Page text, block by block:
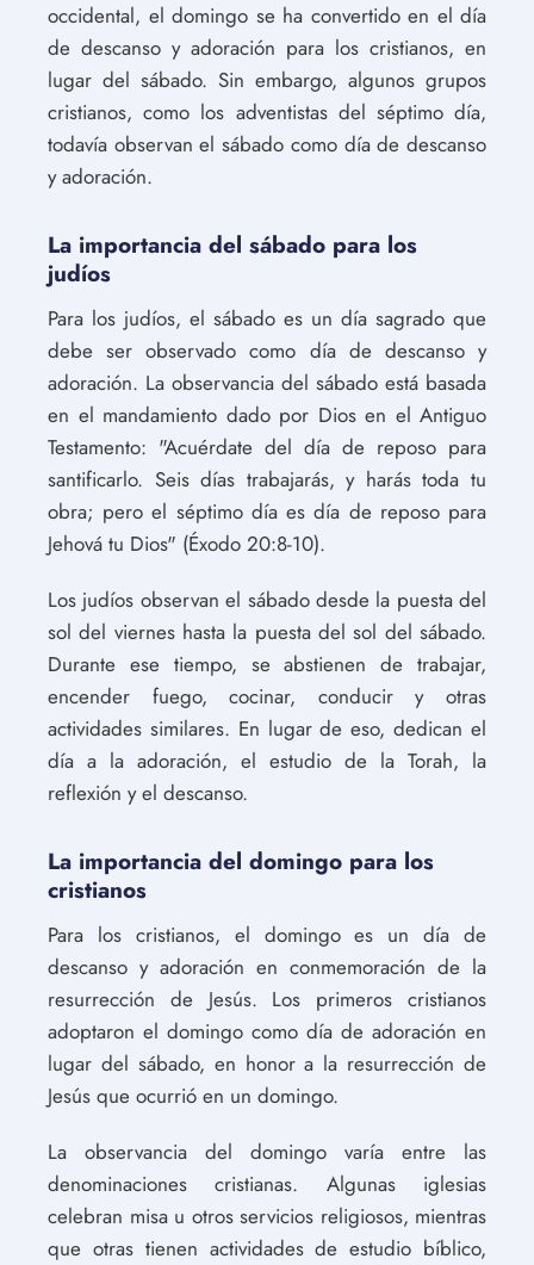
occidental, el domingo se ha convertido en el día
de descanso y adoración para los cristianos, en
lugar del sábado. Sin embargo, algunos grupos
cristianos, como los adventistas del séptimo día,
todavía observan el sábado como día de descanso
y adoración.
La importancia del sábado para los
judíos
Para los judíos, el sábado es un día sagrado que
debe ser observado como día de descanso y
adoración. La observancia del sábado está basada
en el mandamiento dado por Dios en el Antiguo
Testamento: "Acuérdate del día de reposo para
santificarlo. Seis días trabajarás, y harás toda tu
obra; pero el séptimo día es día de reposo para
Jehová tu Dios" (Éxodo 20:8-10).
Los judíos observan el sábado desde la puesta del
sol del viernes hasta la puesta del sol del sábado.
Durante ese tiempo, se abstienen de trabajar,
encender fuego, cocinar, conducir y otras
actividades similares. En lugar de eso, dedican el
día a la adoración, el estudio de la Torah, la
reflexión y el descanso.
La importancia del domingo para los
cristianos
Para los cristianos, el domingo es un día de
descanso y adoración en conmemoración de la
resurrección de Jesús. Los primeros cristianos
adoptaron el domingo como día de adoración en
lugar del sábado, en honor a la resurrección de
Jesús que ocurrió en un domingo.
La observancia del domingo varía entre las
denominaciones cristianas. Algunas iglesias
celebran misa u otros servicios religiosos, mientras
que otras tienen actividades de estudio bíblico,